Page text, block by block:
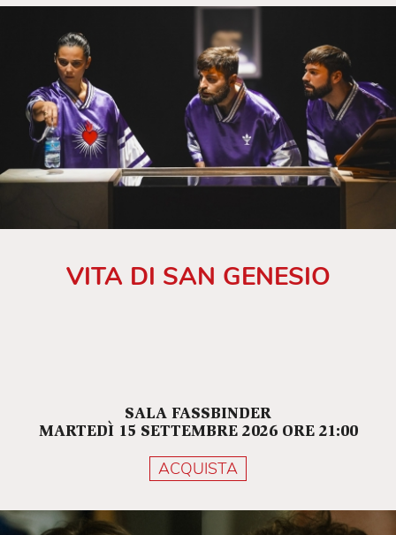
VITA DI SAN GENESIO
SALA FASSBINDER
MARTEDÌ 15 SETTEMBRE 2026 ORE 21:00
ACQUISTA